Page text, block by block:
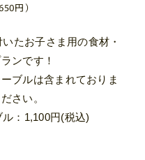
円）
たお子さま用の食材・
ンです！
ブルは含まれておりま
さい。
：1,100円(税込)